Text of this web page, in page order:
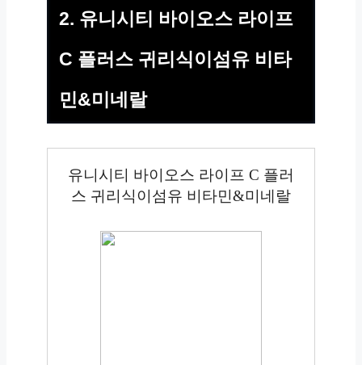
2. 유니시티 바이오스 라이프
C 플러스 귀리식이섬유 비타
민&미네랄
유니시티 바이오스 라이프 C 플러
스 귀리식이섬유 비타민&미네랄